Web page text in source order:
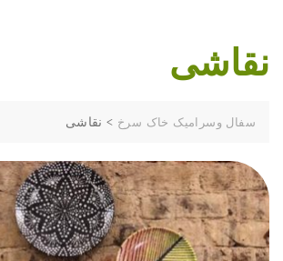
نقاشی
سفال وسرامیک خاک سرخ > نقاشی